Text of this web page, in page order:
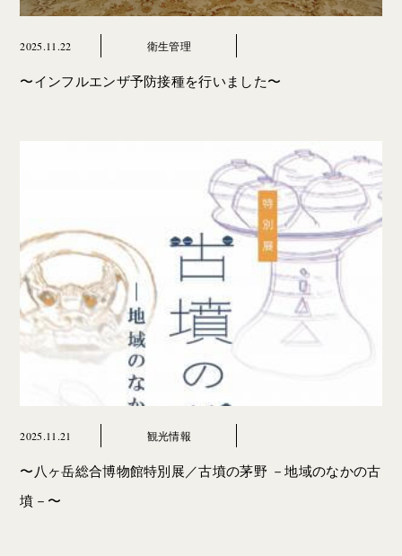
2025.11.22 衛生管理
〜インフルエンザ予防接種を行いました〜
2025.11.21 観光情報
〜八ヶ岳総合博物館特別展／古墳の茅野 －地域のなかの古
墳－〜